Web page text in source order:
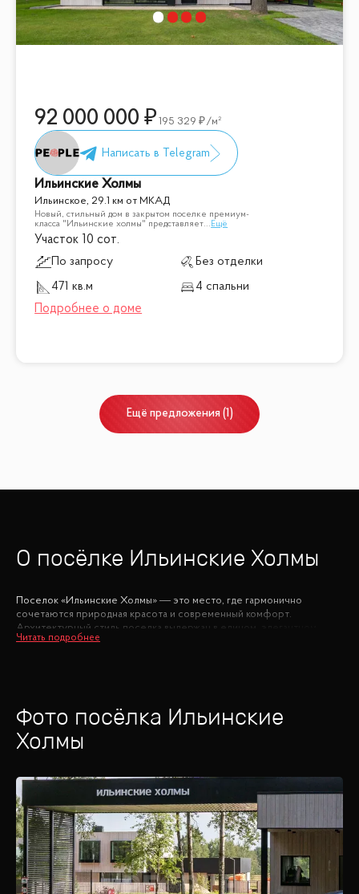
92 000 000 195 329 /м²
Ильинские Холмы
Ильинское, 29.1 км от МКАД
Новый, стильный дом в закрытом поселке премиум-
класса "Ильинские холмы" представляет... Ещё
Участок 10 сот.
По запросу
Без отделки
471 кв.м
4 спальни
Ещё предложения (1 )
О посёлке Ильинские Холмы
Поселок «Ильинские Холмы» — это место, где гармонично
сочетаются природная красота и современный комфорт.
Архитектурный стиль поселка выдержан в едином, элегантном
ключе, создавая атмосферу уюта и гармонии. Дороги из брусчатки,
которые идеально подходят для неспешных прогулок на свежем
воздухе. Для активного отдыха предусмотрены спортивная
площадка и игровая зона для детей. Гостевая парковка и комфортная
лаунж-зона при въезде в поселок обеспечат удобство и уют для
Тишина и покой, царящие здесь, создают неповторимое ощущение
семейного уединения и близости к природе. А благодаря
выгодному расположению, менее чем за час можно оказаться в
самом сердце Москвы. Удобные выезды на Ильинское,
Новорижское или Минское шоссе позволяют без пробок
добраться до центра столицы.
Москва-река в двух шагах и хвойный лес вокруг дополняют картину
Фото посёлка Ильинские
Холмы